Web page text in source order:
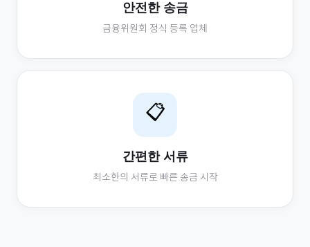
안전한 송금
금융위원회 정식 등록 업체
📋
간편한 서류
최소한의 서류로 빠른 송금 시작